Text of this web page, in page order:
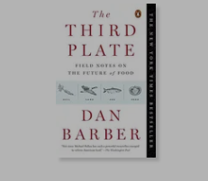
45%
dcto. $ 35.28